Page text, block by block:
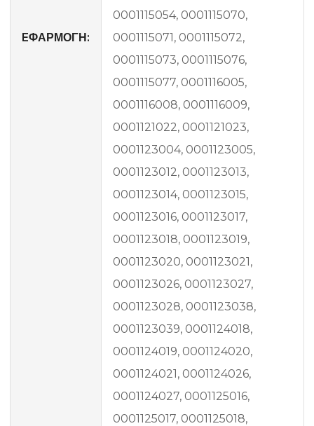
EΦΑΡΜΟΓΗ:
0001115054, 0001115070,
0001115071, 0001115072,
0001115073, 0001115076,
0001115077, 0001116005,
0001116008, 0001116009,
0001121022, 0001121023,
0001123004, 0001123005,
0001123012, 0001123013,
0001123014, 0001123015,
0001123016, 0001123017,
0001123018, 0001123019,
0001123020, 0001123021,
0001123026, 0001123027,
0001123028, 0001123038,
0001123039, 0001124018,
0001124019, 0001124020,
0001124021, 0001124026,
0001124027, 0001125016,
0001125017, 0001125018,